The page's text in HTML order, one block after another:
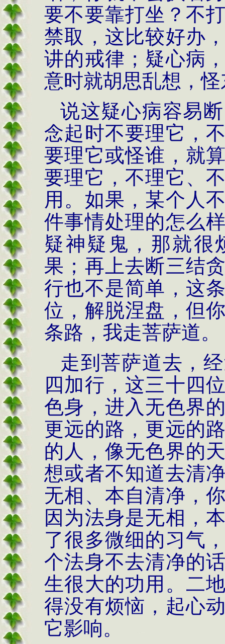
要不要靠打坐？不
禁取，这比较好办
讲的戒律；疑心病
意时就胡思乱想，
说这疑心病容易
念起时不要理它，
要理它或怪谁，就
要理它，不理它、
用。如果，某个人
件事情处理的怎么
疑神疑鬼，那就很
果；再上去断三结
行也不是简单，这
位，解脱涅盘，但
条路，我走菩萨道。
走到菩萨道去，
四加行，这三十四
色身，进入无色界
更远的路，更远的
的人，像无色界的
想或者不知道去清
无相、本自清净，
因为法身是无相，
了很多微细的习气
个法身不去清净的
生很大的功用。二
得没有烦恼，起心
它影响。